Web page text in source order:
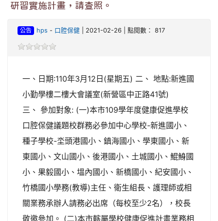
研習實施計畫，請查照。
公告 hps - 口腔保健| 2021-02-26 | 點閱數： 817
一、日期:110年3月12日(星期五) 二、 地點:新進國
小勤學樓二樓大會議室(新營區中正路41號)
三、 參加對象: (一)本市109學年度健康促進學校
口腔保健議題校群務必參加中心學校-新進國小、
種子學校-坔頭港國小、鎮海國小、學東國小、新
東國小、文山國小、後港國小、土城國小、鯤鯓國
小、果毅國小、塭內國小、新橋國小、紀安國小、
竹橋國小學務(教導)主任、衛生組長、護理師或相
關業務承辦人請務必出席（每校至少2名），校長
敬邀參加。 (二)本市轄屬學校健康促進計畫業務相